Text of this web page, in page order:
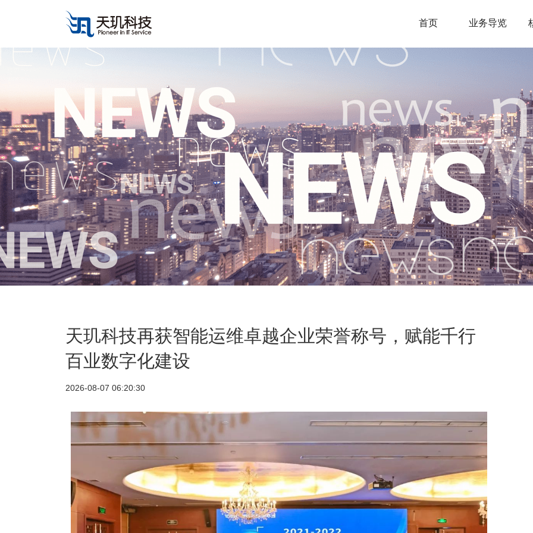
首页 业务导览
天玑科技再获智能运维卓越企业荣誉称号，赋能千行
百业数字化建设
2026-08-07 06:20:30